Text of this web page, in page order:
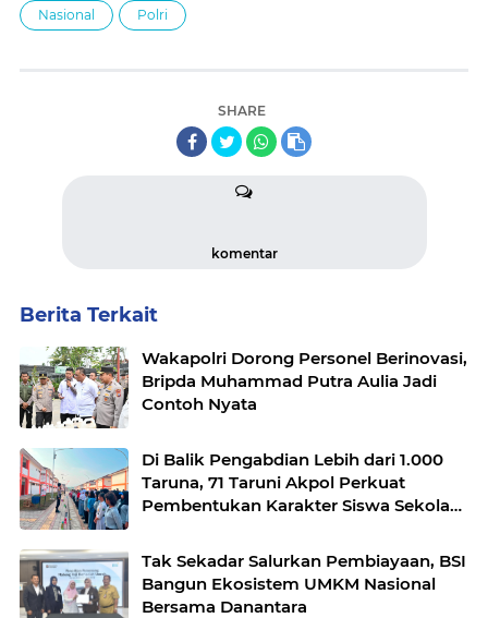
Nasional Polri
SHARE
komentar
Berita Terkait
Wakapolri Dorong Personel Berinovasi,
Bripda Muhammad Putra Aulia Jadi
Contoh Nyata
Di Balik Pengabdian Lebih dari 1.000
Taruna, 71 Taruni Akpol Perkuat
Pembentukan Karakter Siswa Sekolah
Tak Sekadar Salurkan Pembiayaan, BSI
Bangun Ekosistem UMKM Nasional
Bersama Danantara